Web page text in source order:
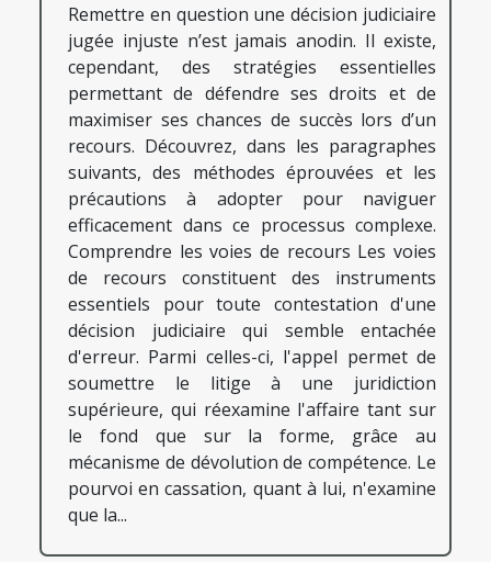
Remettre en question une décision judiciaire
jugée injuste n’est jamais anodin. Il existe,
cependant, des stratégies essentielles
permettant de défendre ses droits et de
maximiser ses chances de succès lors d’un
recours. Découvrez, dans les paragraphes
suivants, des méthodes éprouvées et les
précautions à adopter pour naviguer
efficacement dans ce processus complexe.
Comprendre les voies de recours Les voies
de recours constituent des instruments
essentiels pour toute contestation d'une
décision judiciaire qui semble entachée
d'erreur. Parmi celles-ci, l'appel permet de
soumettre le litige à une juridiction
supérieure, qui réexamine l'affaire tant sur
le fond que sur la forme, grâce au
mécanisme de dévolution de compétence. Le
pourvoi en cassation, quant à lui, n'examine
que la...